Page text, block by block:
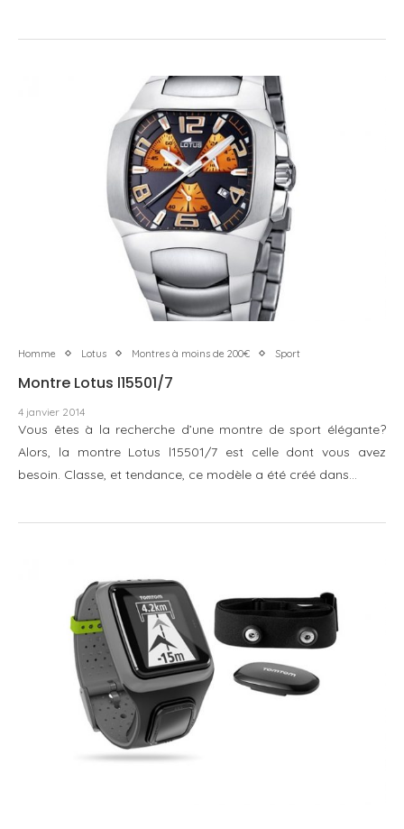
Homme Lotus Montres à moins de 200€ Sport
Montre Lotus l15501/7
4 janvier 2014
Vous êtes à la recherche d’une montre de sport élégante?
Alors, la montre Lotus l15501/7 est celle dont vous avez
besoin. Classe, et tendance, ce modèle a été créé dans…